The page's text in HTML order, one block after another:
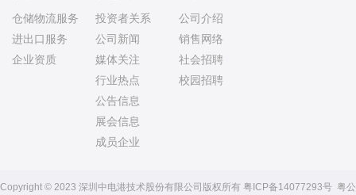
仓储物流服务
进出口服务
企业资质
投资者关系
公司新闻
媒体关注
行业热点
公告信息
展会信息
成员企业
公司介绍
销售网络
社会招聘
校园招聘
Copyright © 2023 深圳中电港技术股份有限公司版权所有 粤ICP备14077293号 粤公